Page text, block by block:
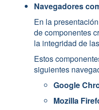
Navegadores
En la
de componentes
la integridad de
Estos
siguientes
Google
Mozilla